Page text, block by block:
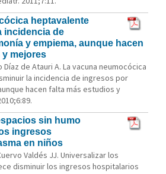
heptavalente
incidencia de
y empiema, aunque hacen
mejores
Díaz de Atauri A. La vacuna neumocócica
la incidencia de ingresos por
hacen falta más estudios y
sin humo
ingresos
en niños
Valdés JJ. Universalizar los
disminuir los ingresos hospitalarios